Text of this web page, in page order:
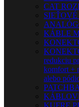
CAT
KÁBLE
redukciu
komfort +
alebo
KUFRE